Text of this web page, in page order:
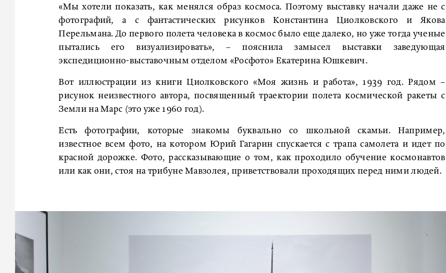
«Мы хотели показать, как менялся образ космоса. Поэтому выставку начали даже не с
фотографий, а с фантастических рисунков Константина Циолковского и Якова
Перельмана. До первого полета человека в космос было еще далеко, но уже тогда ученые
пытались его визуализировать», – пояснила замысел выставки заведующая
экспедиционно-выставочным отделом «Росфото» Екатерина Юшкевич.
Вот иллюстрации из книги Циолковского «Моя жизнь и работа», 1939 год. Рядом –
рисунок неизвестного автора, посвященный траектории полета космической ракеты с
Земли на Марс (это уже 1960 год).
Есть фотографии, которые знакомы буквально со школьной скамьи. Например,
известное всем фото, на котором Юрий Гагарин спускается с трапа самолета и идет по
красной дорожке. Фото, рассказывающие о том, как проходило обучение космонавтов
или как они, стоя на трибуне Мавзолея, приветствовали проходящих перед ними людей.